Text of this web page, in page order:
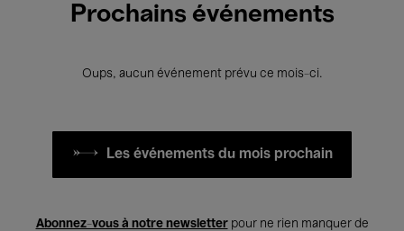
Prochains événements
Oups, aucun événement prévu ce mois-ci.
Les événements du mois prochain
Abonnez-vous à notre newsletterpour ne rien manquer de